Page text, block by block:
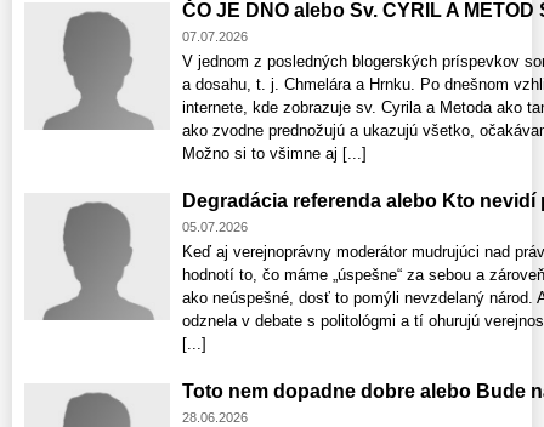
ČO JE DNO alebo Sv. CYRIL A METOD
07.07.2026
V jednom z posledných blogerských príspevkov
a dosahu, t. j. Chmelára a Hrnku. Po dnešnom
internete, kde zobrazuje sv. Cyrila a Metoda ako
ako zvodne prednožujú a ukazujú všetko,
Možno si to všimne aj [...]
Degradácia referenda alebo Kto
05.07.2026
Keď aj verejnoprávny moderátor mudrujúci nad
hodnotí to, čo máme „úspešne“ za sebou a
ako neúspešné, dosť to pomýli nevzdelaný národ.
odznela v debate s politológmi a tí ohurujú
[...]
Toto nem dopadne dobre alebo Bude
28.06.2026